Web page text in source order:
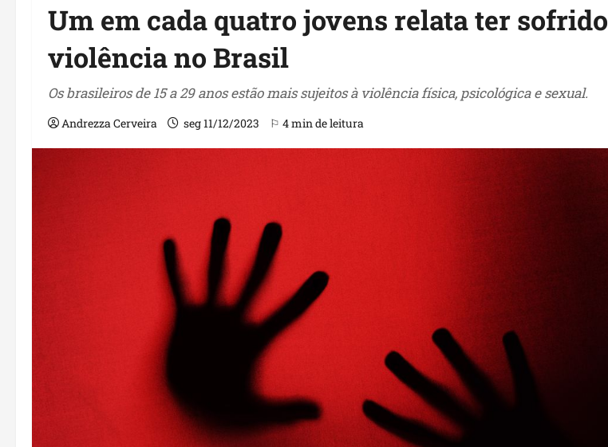
Um em cada quatro jovens relata ter sofrido
violência no Brasil
Os brasileiros de 15 a 29 anos estão mais sujeitos à violência física, psicológica e sexual.
Andrezza Cerveira seg 11/12/2023 ⚐ 4 min de leitura